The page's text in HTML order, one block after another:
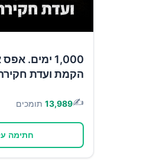
1,000 ימים.
הקמת ועדת
✍️
13,989 תומכים
חתימה